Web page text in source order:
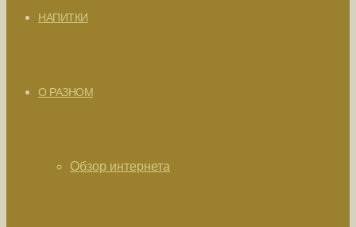
НАПИТКИ
О РАЗНОМ
Обзор интернета